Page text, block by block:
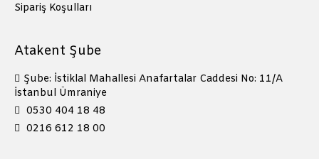
Sipariş Koşulları
Atakent Şube
Şube: İstiklal Mahallesi Anafartalar Caddesi No: 11/A
İstanbul Ümraniye
0530 404 18 48
0216 612 18 00